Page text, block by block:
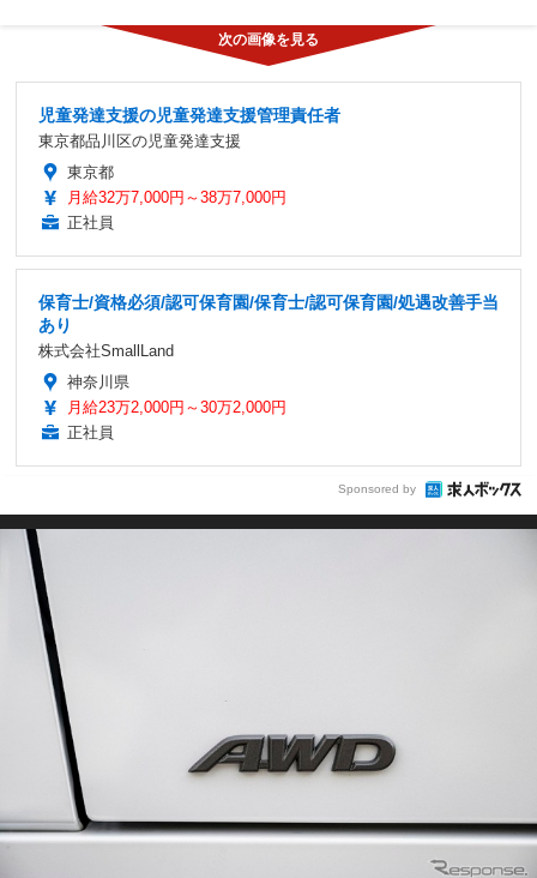
児童発達支援の児童発達支援管理責任者
東京都品川区の児童発達支援
東京都
月給32万7,000円～38万7,000円
正社員
保育士/資格必須/認可保育園/保育士/認可保育園/処遇改善手当
あり
株式会社SmallLand
神奈川県
月給23万2,000円～30万2,000円
正社員
Sponsored by